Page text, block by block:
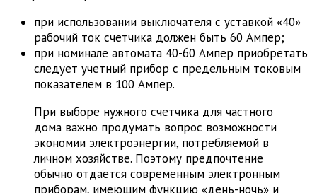
при использовании выключателя с уставкой «40»
рабочий ток счетчика должен быть 60 Ампер;
при номинале автомата 40-60 Ампер приобретать
следует учетный прибор с предельным токовым
показателем в 100 Ампер.
При выборе нужного счетчика для частного
дома важно продумать вопрос возможности
экономии электроэнергии, потребляемой в
личном хозяйстве. Поэтому предпочтение
обычно отдается современным электронным
приборам, имеющим функцию «день-ночь» и